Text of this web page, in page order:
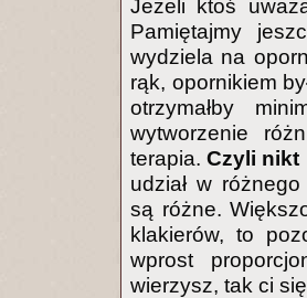
Jeżeli ktoś
Pamiętajmy
wydziela na
rąk, opornikiem
otrzymałby
wytworzenie
terapia.Czyli nikt
udział w
są różne.
klakierów, to
wprost
wierzysz, tak ci